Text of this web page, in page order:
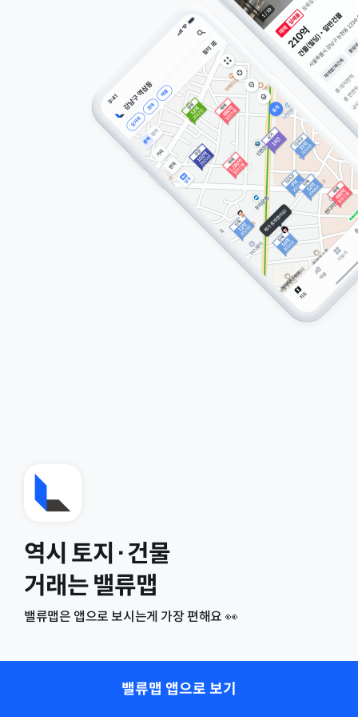
역시 토지·건물
거래는 밸류맵
밸류맵은 앱으로 보시는게 가장 편해요 👀
밸류맵 앱으로 보기